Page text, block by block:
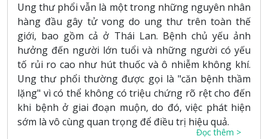
Ung thư phổi vẫn là một trong những nguyên nhân
hàng đầu gây tử vong do ung thư trên toàn thế
giới, bao gồm cả ở Thái Lan. Bệnh chủ yếu ảnh
hưởng đến người lớn tuổi và những người có yếu
tố rủi ro cao như hút thuốc và ô nhiễm không khí.
Ung thư phổi thường được gọi là "căn bệnh thầm
lặng" vì có thể không có triệu chứng rõ rệt cho đến
khi bệnh ở giai đoạn muộn, do đó, việc phát hiện
sớm là vô cùng quan trọng để điều trị hiệu quả.
Đọc thêm >